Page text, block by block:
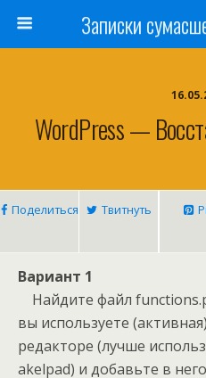
Записки
WordPress —
Поделиться Твитнуть
Вариант 1
Найдите файл
вы используете
редакторе (лучше
akelpad) и добавьте в